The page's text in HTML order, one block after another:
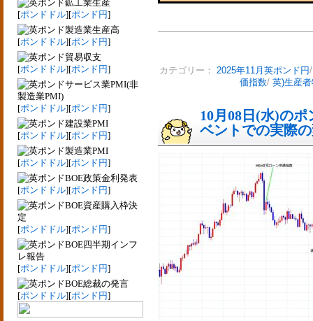
鉱工業生産
[ポンドドル][ポンド円]
製造業生産高
[ポンドドル][ポンド円]
貿易収支
[ポンドドル][ポンド円]
サービス業PMI(非
製造業PMI)
[ポンドドル][ポンド円]
建設業PMI
[ポンドドル][ポンド円]
製造業PMI
[ポンドドル][ポンド円]
BOE政策金利発表
[ポンドドル][ポンド円]
BOE資産購入枠決
定
[ポンドドル][ポンド円]
BOE四半期インフ
レ報告
[ポンドドル][ポンド円]
BOE総裁の発言
[ポンドドル][ポンド円]
カテゴリー： 2025年11月英ポンド円
価指数/ 英)生産
10月08日(水)の
ベントでの実際